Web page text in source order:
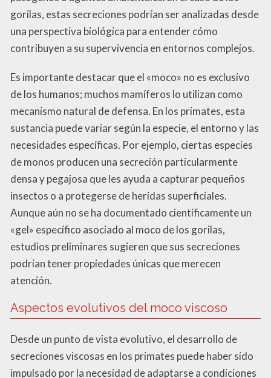
gorilas, estas secreciones podrían ser analizadas desde
una perspectiva biológica para entender cómo
contribuyen a su supervivencia en entornos complejos.
Es importante destacar que el «moco» no es exclusivo
de los humanos; muchos mamíferos lo utilizan como
mecanismo natural de defensa. En los primates, esta
sustancia puede variar según la especie, el entorno y las
necesidades específicas. Por ejemplo, ciertas especies
de monos producen una secreción particularmente
densa y pegajosa que les ayuda a capturar pequeños
insectos o a protegerse de heridas superficiales.
Aunque aún no se ha documentado científicamente un
«gel» específico asociado al moco de los gorilas,
estudios preliminares sugieren que sus secreciones
podrían tener propiedades únicas que merecen
atención.
Aspectos evolutivos del moco viscoso
Desde un punto de vista evolutivo, el desarrollo de
secreciones viscosas en los primates puede haber sido
impulsado por la necesidad de adaptarse a condiciones